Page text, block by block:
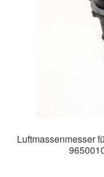
Luftmassenmesser